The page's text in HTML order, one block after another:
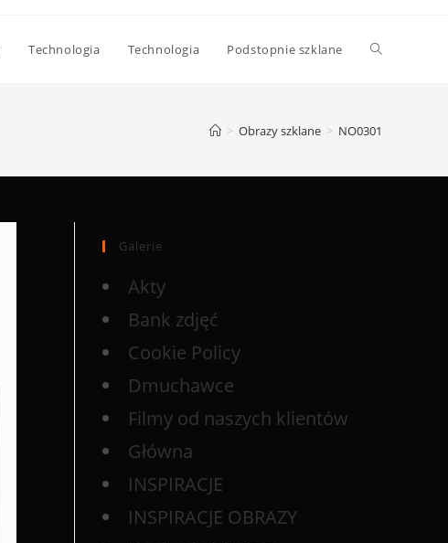
Technologia Technologia Podstopnie szklane
> Obrazy szklane > NO0301
Galerie
Akty
Bank zdjęć
Cookie Policy
Dmuchawce
Filmy od naszych klientów
Główna
INSPIRACJE
INSPIRACJE OBRAZY